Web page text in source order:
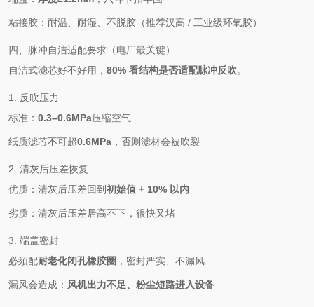
粘接胶：耐温、耐湿、不脱胶（推荐汉高 / 工业级环氧胶）
四、脉冲自洁适配要求（电厂最关键）
自洁式滤芯好不好用， 80% 看结构是否适配脉冲反吹。
1. 反吹压力
标准： 0.3–0.6MPa压缩空气
纸质滤芯不可超0.6MPa ，否则滤材会被吹裂
2. 清灰后压差恢复
优质：清灰后压差回到 初始值 + 10% 以内
劣质：清灰后压差居高不下，很快又堵
3. 端盖密封
必须配耐老化闭孔橡胶圈 ，密封严实、不漏风
漏风会造成： 风机出力不足、粉尘短路进入设备